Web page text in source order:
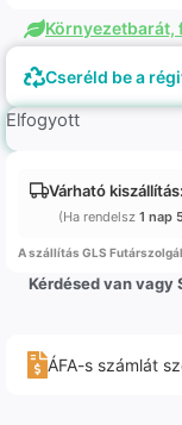
Cseréld be a
Elfogyott
Várható kiszállítás:
(Ha rendelsz 1 nap
A szállítás GLS
Kérdésed van vagy
ÁFA-s számlát